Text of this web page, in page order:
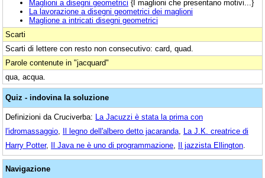
Maglioni a disegni geometrici {I maglioni che presentano motivi...}
La lavorazione a disegni geometrici dei maglioni
Maglione a intricati disegni geometrici
Scarti
Scarti di lettere con resto non consecutivo: card, quad.
Parole contenute in "jacquard"
qua, acqua.
Quiz - indovina la soluzione
Definizioni da Cruciverba: La Jacuzzi è stata la prima con
l'idromassaggio Il legno dell'albero detto jacaranda La J.K. creatrice di
Harry Potter, Il Java ne è uno di programmazione Il jazzista Ellington
Navigazione